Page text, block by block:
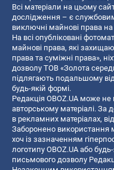
Всі матеріали на цьому
дослідження – є
виключні майнові права
На всі опубліковані
майнові права, які
права та суміжні права»,
дозволу ТОВ «Золота
підлягають подальшому
будь-якій формі.
Редакція OBOZ.UA може не
авторському матеріалі. За
в рекламних матеріалах,
Заборонено використання
хоч із зазначенням
логотипу OBOZ.UA або
письмового дозволу